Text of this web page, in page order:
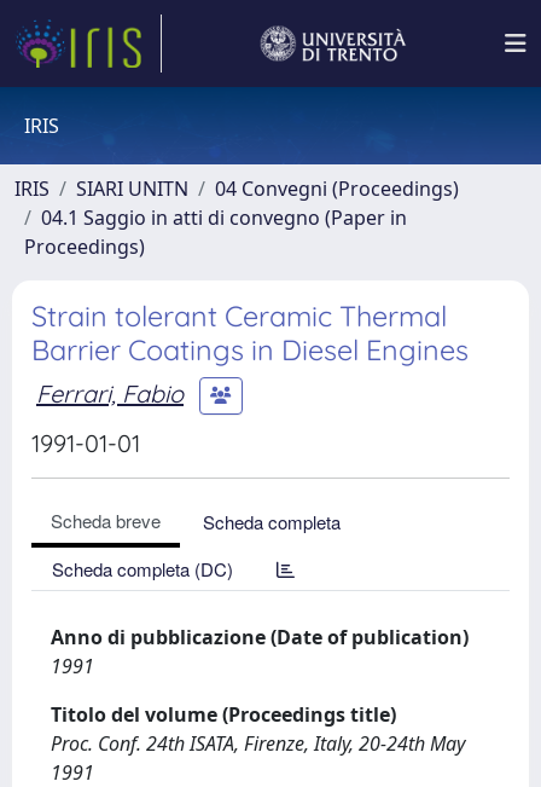
IRIS
IRIS SIARI UNITN
04 Convegni (Proceedings)
04.1 Saggio in atti di convegno (Paper in
Proceedings)
Strain tolerant Ceramic Thermal
Barrier Coatings in Diesel Engines
Ferrari, Fabio
1991-01-01
Scheda breve
Scheda completa
Scheda completa (DC)
Anno di pubblicazione (Date of publication)
1991
Titolo del volume (Proceedings title)
Proc. Conf. 24th ISATA, Firenze, Italy, 20-24th May
1991